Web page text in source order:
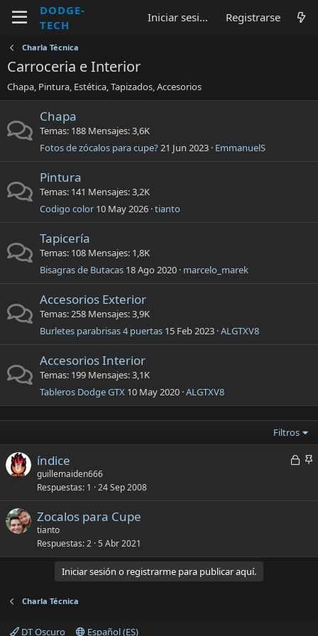
DODGE-
TECH
Iniciar sesión Registrarse
Charla Técnica
Carroceria e Interior
Chapa, Pintura, Estética, Tapizados, Accesorios
Chapa
Temas 188 Mensajes 3,6K
Fotos de zócalos para cupe?21 Jun 2023 EmmanuelS
Pintura
Temas 141 Mensajes 3,2K
Codigo color 10 May 2026 tianto
Tapicería
Temas 108 Mensajes 1,8K
Bisagras de Butacas 18 Ago 2020 marcelo_marek
Accesorios Exterior
Temas 258 Mensajes 3,9K
Burletes parabrisas 4 puertas 15 Feb 2023 ALGTXV8
Accesorios Interior
Temas 199 Mensajes 3,1K
Tableros Dodge GTX 10 May 2020 ALGTXV8
Filtros
C
r
A
e
índice
guillemaiden666
Respuestas 1 24 Sep 2008
Zocalos para Cupe
tianto
Respuestas 2 5 Abr 2021
Iniciar sesión o registrarme para publicar aquí.
Charla Técnica
DT Oscuro Español (ES)